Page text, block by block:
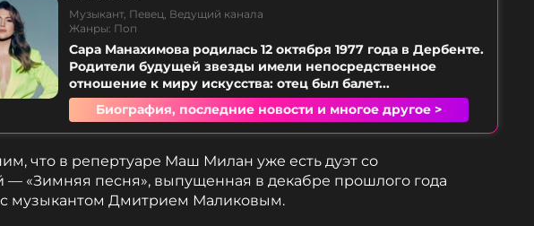
Музыкант, Певец, Ведущий канала
Жанры: Поп
Сара Манахимова родилась 12 октября 1977 года в Дербенте.
Родители будущей звезды имели непосредственное
отношение к миру искусства: отец был балет...
Биография, последние новости и многое другое >
что в репертуаре Маш Милан уже есть дуэт со
— «Зимняя песня», выпущенная в декабре прошлого года
с музыкантом Дмитрием Маликовым.